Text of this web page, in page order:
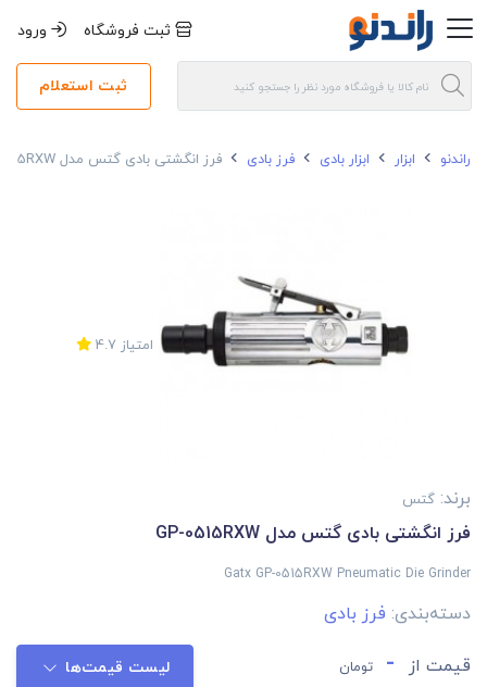
ثبت فروشگاه ورود
ثبت استعلام
راندنو ابزار ابزار بادی فرز بادی فرز انگشتی بادی گتس مدل GP-0515RXW
امتیاز 4.7
برند: گتس
فرز انگشتی بادی گتس مدل GP-0515RXW
Gatx GP-0515RXW Pneumatic Die Grinder
دسته‌بندی: فرز بادی
قیمت از - تومان لیست قیمت‌ها